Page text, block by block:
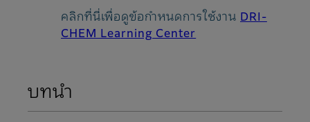
คลิกที่นี่เพื่อดูข้อกำหนดการใช้งาน DRI-
CHEM Learning Center
บทนำ